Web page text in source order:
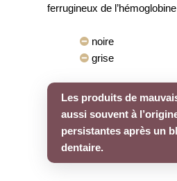
ferrugineux de
noire
grise
Les produits de
aussi souvent à
persistantes après un
dentaire.